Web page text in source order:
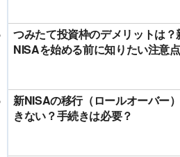
つみたて投資枠のデメリットは？
NISAを始める前に知りたい注意点
新NISAの移行（ロールオーバー
きない？手続きは必要？